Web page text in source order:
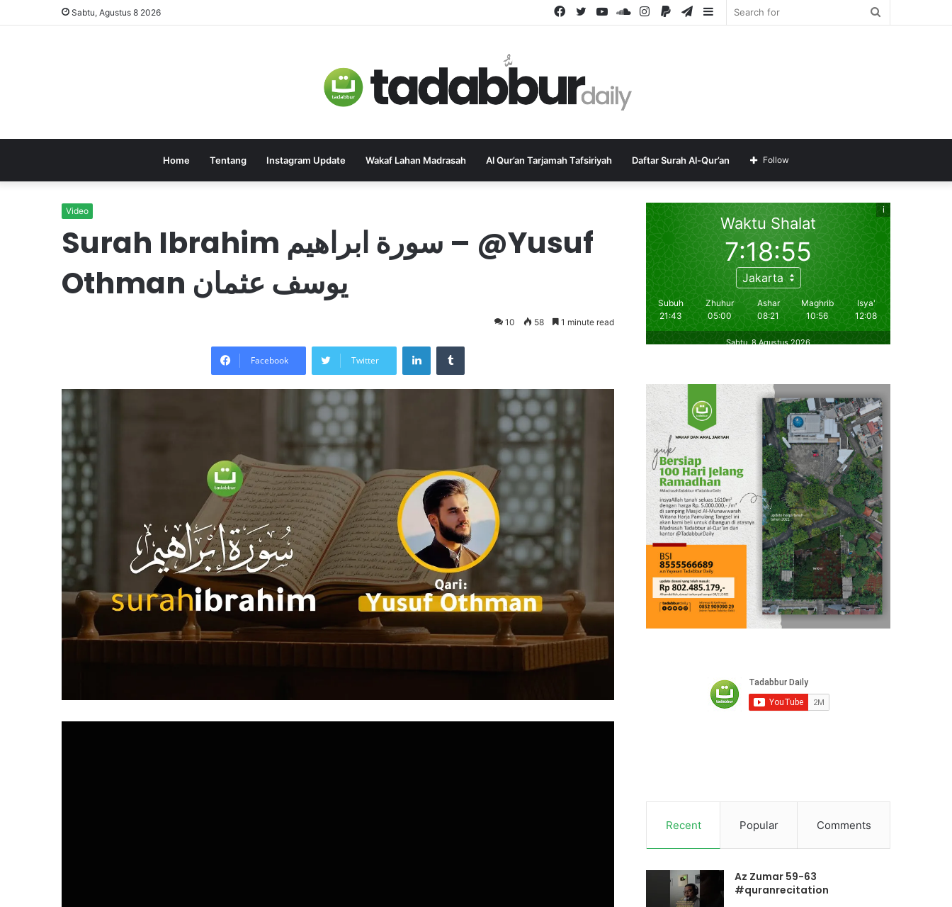
Sabtu, Agustus 8 2026 Sidebar
Telegram
Paypal
Instagram
SoundCloud
YouTube
Twitter
Facebook
Home Tentang Instagram Update Wakaf Lahan Madrasah Al Qur’an Tarjamah Tafsiriyah Daftar Surah Al-Qur’an Follow
Video
Surah Ibrahim سورة ابراهيم – @Yusuf
Othman يوسف عثمان
10 58 1 minute read
Facebook Twitter
LinkedInTumblr
Recent Popular Comments
Az Zumar 59-63
#quranrecitation